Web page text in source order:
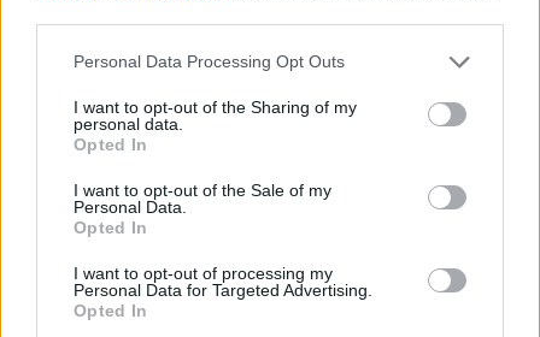
Please note that this website/app uses one or more Google
not limited to your visit or usage behaviour. You may click to
grant or deny consent to Google and its third-party tags to
use your data for below specified purposes in below Google
consent section.
Personal Data Processing Opt Outs
I want to opt-out of the Sharing of my
personal data.
Opted In
I want to opt-out of the Sale of my
Personal Data.
Opted In
I want to opt-out of processing my
Personal Data for Targeted Advertising.
Opted In
➤ OTROS
ACRÍLICOS
BARBERÍA
Desinfectantes
ESMALTE TRADICIONAL Y TRATAMIENTOS
ESMALTES PERMANENTES